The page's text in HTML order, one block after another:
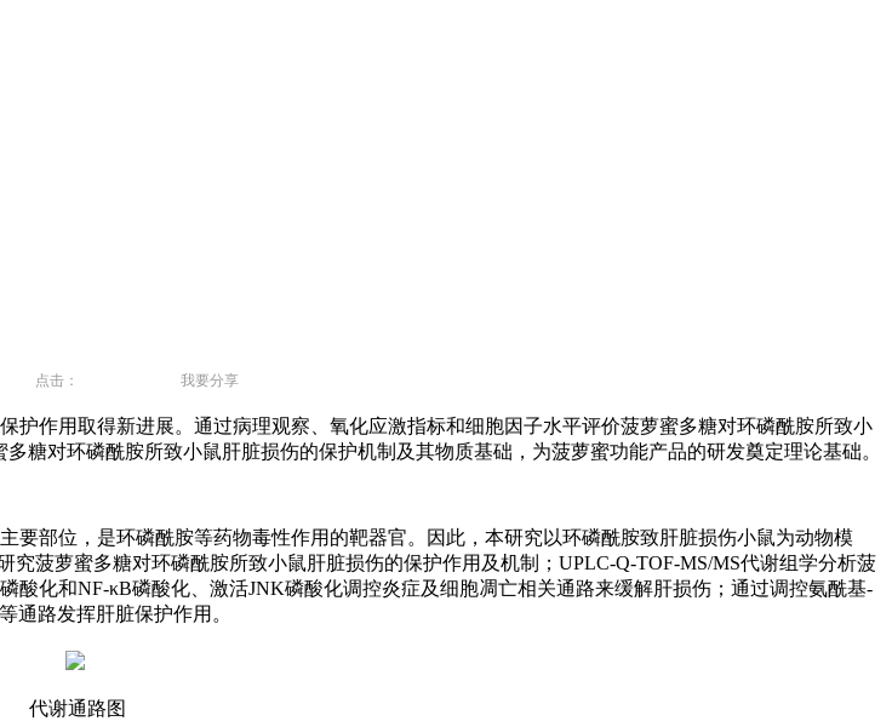
点击： 我要分享
作用取得新进展。通过病理观察、氧化应激指标和细胞因子水平评价菠萝蜜多糖对环磷酰胺所致小
糖对环磷酰胺所致小鼠肝脏损伤的保护机制及其物质基础，为菠萝蜜功能产品的研发奠定理论基础。
部位，是环磷酰胺等药物毒性作用的靶器官。因此，本研究以环磷酰胺致肝脏损伤小鼠为动物模
菠萝蜜多糖对环磷酰胺所致小鼠肝脏损伤的保护作用及机制；UPLC-Q-TOF-MS/MS代谢组学分析菠
化和NF-κB磷酸化、激活JNK磷酸化调控炎症及细胞凋亡相关通路来缓解肝损伤；通过调控氨酰基-
通路发挥肝脏保护作用。
代谢通路图